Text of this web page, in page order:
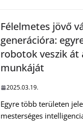
Félelmetes jövő
generációra:
robotok veszik át
munkáját
2025.03.19.
Egyre több területen
mesterséges